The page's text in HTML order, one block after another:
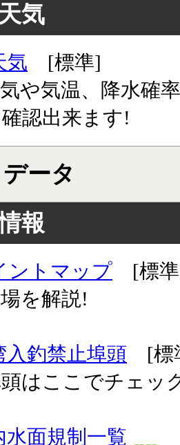
気
気 [標準]
や気温、降水確
認出来ます!
ータ
報
ントマップ [標
を解説!
入釣禁止埠頭 [標
はここでチェッ
水面規制一覧